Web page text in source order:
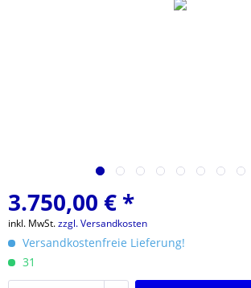
3.750,00 € *
inkl. MwSt.zzgl. Versandkosten
Versandkostenfreie Lieferung!
31